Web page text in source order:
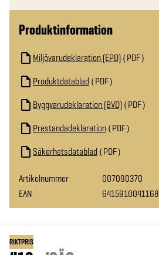
Produktinformation
Miljövarudeklaration (EPD) PDF
Produktdatablad PDF
Byggvarudeklaration (BVD) PDF
Prestandadeklaration PDF
Säkerhetsdatablad PDF
Artikelnummer
007090370
EAN
6415910041168
RIKTPRIS